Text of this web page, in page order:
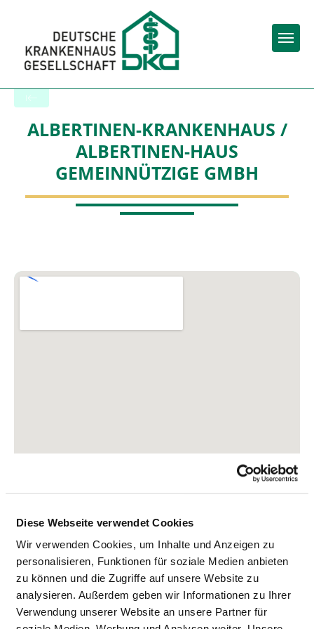
Diese Webseite verwendet Cookies
Wir verwenden Cookies, um Inhalte und Anzeigen zu
personalisieren, Funktionen für soziale Medien anbieten
zu können und die Zugriffe auf unsere Website zu
analysieren. Außerdem geben wir Informationen zu Ihrer
Verwendung unserer Website an unsere Partner für
ALBERTINEN-KRANKENHAUS /
ALBERTINEN-HAUS
GEMEINNÜTZIGE GMBH
Süntelstraße 11a
22457 Hamburg
Phone:040-5588-1
Mail:ed.suahneknark-nenitrebla@ofni